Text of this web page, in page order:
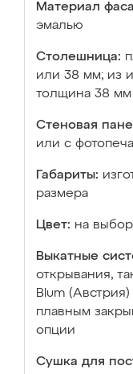
Материал
эмалью
Столешница:
или 38 мм; из
толщина 38 мм
Стеновая
или с
Габариты:
размера
Цвет: на
Выкатные
открывания,
Blum
плавным
опции
Сушка для